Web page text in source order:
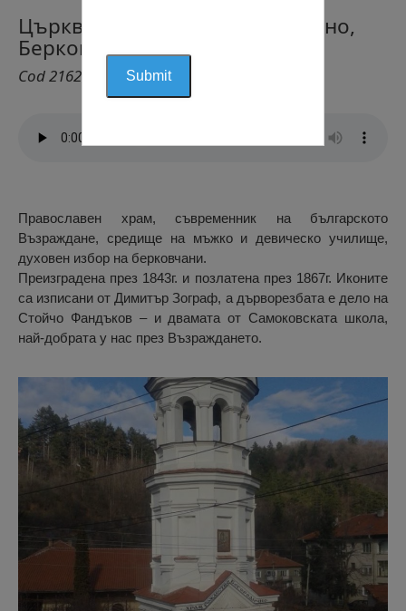
Църква Рождество Богородично,
Берковица
Cod 2162
Православен храм, съвременник на българското
Възраждане, средище на мъжко и девическо училище,
духовен избор на берковчани.
Преизградена през 1843г. и позлатена през 1867г. Иконите
са изписани от Димитър Зограф, а дърворезбата е дело на
Стойчо Фандъков – и двамата от Самоковската школа,
най-добрата у нас през Възраждането.